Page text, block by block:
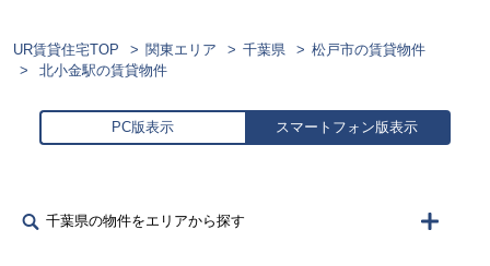
UR賃貸住宅TOP 関東エリア 千葉県
松戸市の賃貸物件
北小金駅の賃貸物件
PC版表示 スマートフォン版表示
千葉県の物件をエリアから探す